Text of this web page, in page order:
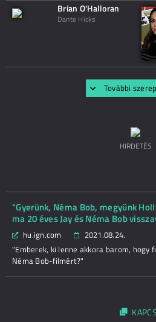
Brian O'Halloran
Dante Hicks
További
HIRDETÉS
"Gyerünk, Néma Bob, megyünk
ma 20 éves Jay és Néma Bob
hu.ign.com
2021.08.24.
"Emberek, ki lenne akkora barom, hogy
Néma Bob-filmért?"